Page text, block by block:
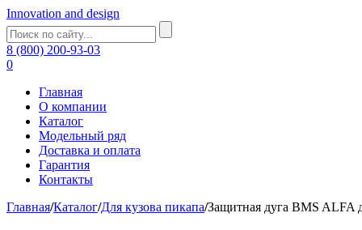
Innovation and design
8 (800) 200-93-03
0
Главная
О компании
Каталог
Модельный ряд
Доставка и оплата
Гарантия
Контакты
Главная/Каталог/Для кузова пикапа/Защитная дуга BMS ALFA